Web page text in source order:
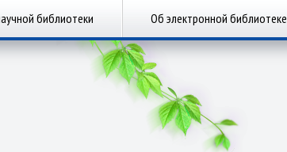
библиотеки Об электронной библиотеке